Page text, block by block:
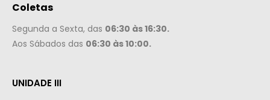
Coletas
Segunda a Sexta, das 06:30 às 16:30.
Aos Sábados das 06:30 às 10:00.
UNIDADE III